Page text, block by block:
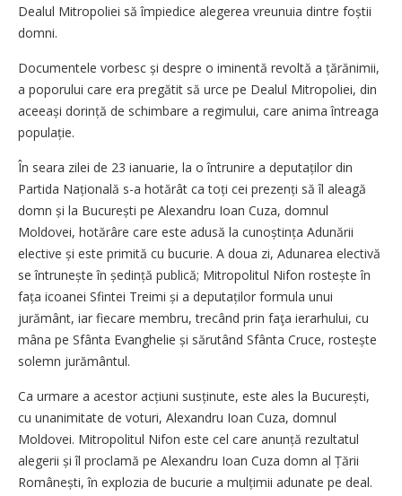
Dealul Mitropoliei să împiedice alegerea vreunuia dintre foștii
domni.
Documentele vorbesc și despre o iminentă revoltă a țărănimii,
a poporului care era pregătit să urce pe Dealul Mitropoliei, din
aceeași do­rință de schimbare a regimului, care anima întreaga
populație.
În seara zilei de 23 ianuarie, la o întrunire a deputaților din
Partida Națională s-a hotărât ca toți cei prezenți să îl aleagă
domn și la București pe Alexandru Ioan Cuza, domnul
Moldovei, hotărâre care este adusă la cunoștința Adunării
elective și este primită cu bucurie. A doua zi, Adunarea electivă
se întru­nește în ședință publică; Mitropolitul Nifon rostește în
fața icoanei Sfintei Treimi și a deputaților formula unui
jurământ, iar fiecare membru, trecând prin faţa ierarhului, cu
mâna pe Sfânta Evanghelie și sărutând Sfânta Cruce, rostește
solemn jurământul.
Ca urmare a acestor acțiuni sus­ți­nute, este ales la București,
cu unanimitate de voturi, Alexandru Ioan Cuza, domnul
Moldovei. Mitropolitul Nifon este cel care anunță rezultatul
alegerii și îl proclamă pe Alexandru Ioan Cuza domn al Țării
Românești, în explozia de bucurie a mulțimii adunate pe deal.